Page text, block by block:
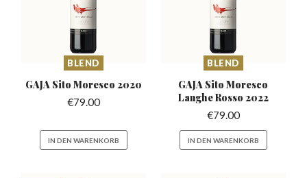
BLEND
GAJA Sito Moresco 2020
€79.00
IN DEN WARENKORB
BLEND
GAJA Sito Moresco
Langhe Rosso 2022
€79.00
IN DEN WARENKORB